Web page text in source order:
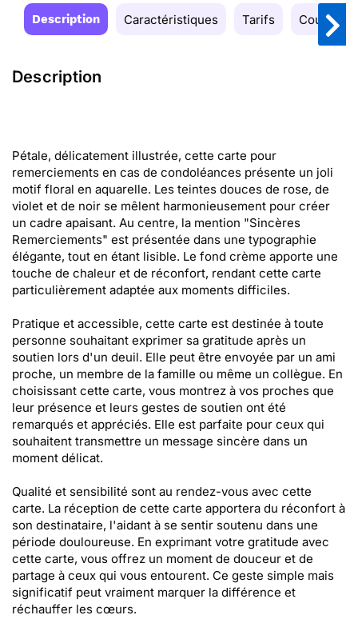
Description Caractéristiques Tarifs Couleurs
Description
Pétale, délicatement illustrée, cette carte pour
remerciements en cas de condoléances présente un joli
motif floral en aquarelle. Les teintes douces de rose, de
violet et de noir se mêlent harmonieusement pour créer
un cadre apaisant. Au centre, la mention "Sincères
Remerciements" est présentée dans une typographie
élégante, tout en étant lisible. Le fond crème apporte une
touche de chaleur et de réconfort, rendant cette carte
particulièrement adaptée aux moments difficiles.
Pratique et accessible, cette carte est destinée à toute
personne souhaitant exprimer sa gratitude après un
soutien lors d'un deuil. Elle peut être envoyée par un ami
proche, un membre de la famille ou même un collègue. En
choisissant cette carte, vous montrez à vos proches que
leur présence et leurs gestes de soutien ont été
remarqués et appréciés. Elle est parfaite pour ceux qui
souhaitent transmettre un message sincère dans un
moment délicat.
Qualité et sensibilité sont au rendez-vous avec cette
carte. La réception de cette carte apportera du réconfort à
son destinataire, l'aidant à se sentir soutenu dans une
période douloureuse. En exprimant votre gratitude avec
cette carte, vous offrez un moment de douceur et de
partage à ceux qui vous entourent. Ce geste simple mais
significatif peut vraiment marquer la différence et
réchauffer les cœurs.